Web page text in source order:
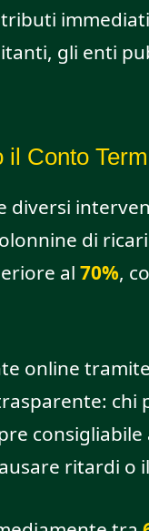
gli enti
il Conto
diversi
di
al 70%,
online
ritardi o